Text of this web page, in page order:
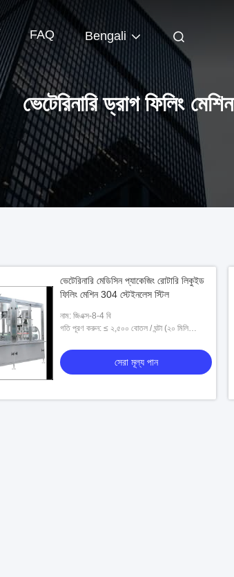
FAQ Bengali
ভেটেরিনারি ড্রাগ ফিলিং মেশিন
ভেটেরিনারি মেডিসিন প্যাকেজিং রোটারি লিকুইড
ফিলিং মেশিন 304 স্টেইনলেস স্টিল
নাম: জিএক্স-8-4 বি
গতি পূরণ করুন: ≤ ২,৫০০ বোতল / ঘন্টা (২০ মিলি
উপর নির্ভর করে প্
সেরা মূল্য পান